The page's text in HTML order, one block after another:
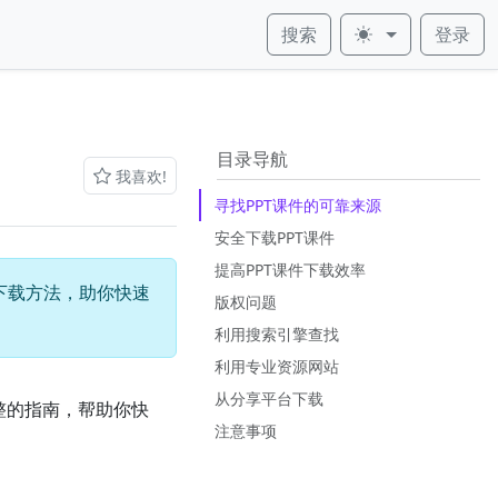
搜索 皮肤 登录
我喜欢!
载方法，助你快速
目录导航
寻找PPT课件的可靠来源
安全下载PPT课件
提高PPT课件下载效率
版权问题
利用搜索引擎查找
利用专业资源网站
从分享平台下载
注意事项
指南，帮助你快